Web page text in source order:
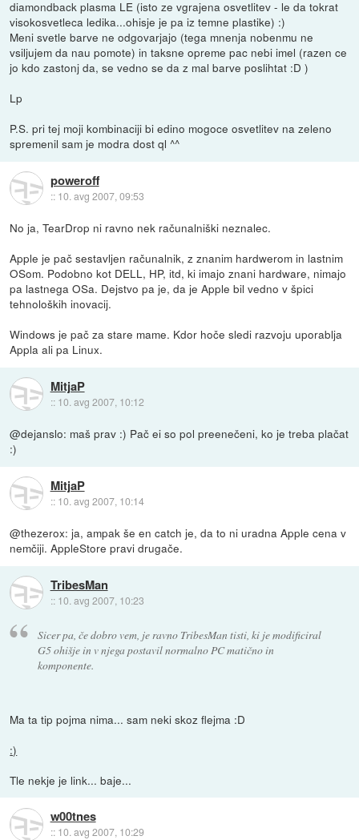
diamondback plasma LE (isto ze vgrajena osvetlitev - le da tokrat
visokosvetleca ledika...ohisje je pa iz temne plastike) :)
Meni svetle barve ne odgovarjajo (tega mnenja nobenmu ne
vsiljujem da nau pomote) in taksne opreme pac nebi imel (razen ce
jo kdo zastonj da, se vedno se da z mal barve poslihtat :D )
Lp
P.S. pri tej moji kombinaciji bi edino mogoce osvetlitev na zeleno
spremenil sam je modra dost ql ^^
poweroff
:: 10. avg 2007, 09:53
No ja, TearDrop ni ravno nek računalniški neznalec.
Apple je pač sestavljen računalnik, z znanim hardwerom in lastnim
OSom. Podobno kot DELL, HP, itd, ki imajo znani hardware, nimajo
pa lastnega OSa. Dejstvo pa je, da je Apple bil vedno v špici
tehnoloških inovacij.
Windows je pač za stare mame. Kdor hoče sledi razvoju uporablja
Appla ali pa Linux.
MitjaP
:: 10. avg 2007, 10:12
@dejanslo: maš prav :) Pač ei so pol preenečeni, ko je treba plačat
:)
MitjaP
:: 10. avg 2007, 10:14
@thezerox: ja, ampak še en catch je, da to ni uradna Apple cena v
nemčiji. AppleStore pravi drugače.
TribesMan
:: 10. avg 2007, 10:23
Sicer pa, če dobro vem, je ravno TribesMan tisti, ki je modificiral
G5 ohišje in v njega postavil normalno PC matično in
komponente.
Ma ta tip pojma nima... sam neki skoz flejma :D
:)
Tle nekje je link... baje...
w00tnes
:: 10. avg 2007, 10:29